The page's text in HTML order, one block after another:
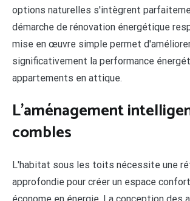
options naturelles s'intègrent
démarche de rénovation énergétique
mise en œuvre simple permet
significativement la performance
appartements en attique.
L'aménagement
combles
L'habitat sous les toits nécessite une
approfondie pour créer un espace